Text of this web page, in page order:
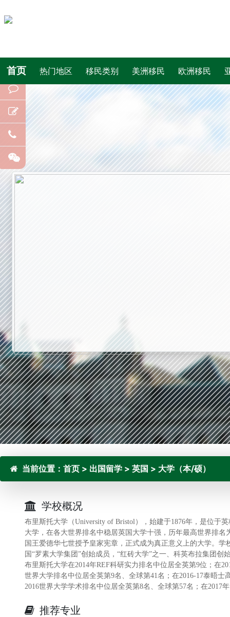
首页 热门地区 移民类别 美洲移民 欧洲移民
当前位置： 首页 > 出国留学 > 英国 > 大学（本/硕）
学校概况
布里斯托大学（University of Bristol），始建于1876年，是位于
大学，在各大世界排名中稳居英国大学十强，历年最高世界排名
国王爱德华七世授予皇家宪章，正式成为真正意义上的大学。
国“罗素大学集团”创始成员，“红砖大学”之一、科英布拉集团
布里斯托大学在2014年REF科研实力排名中位居全英第9位；在
世界大学排名中位居全英第9名、全球第41名；在2016-17泰晤
2016世界大学学术排名中位居全英第8名、全球第57名；在2017
推荐专业